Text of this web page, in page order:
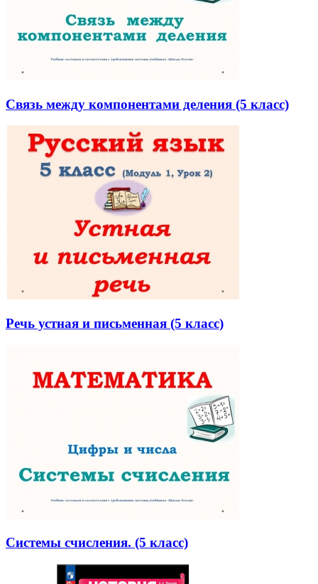
Связь между компонентами деления (5 класс)
Речь устная и письменная (5 класс)
Системы счисления. (5 класс)